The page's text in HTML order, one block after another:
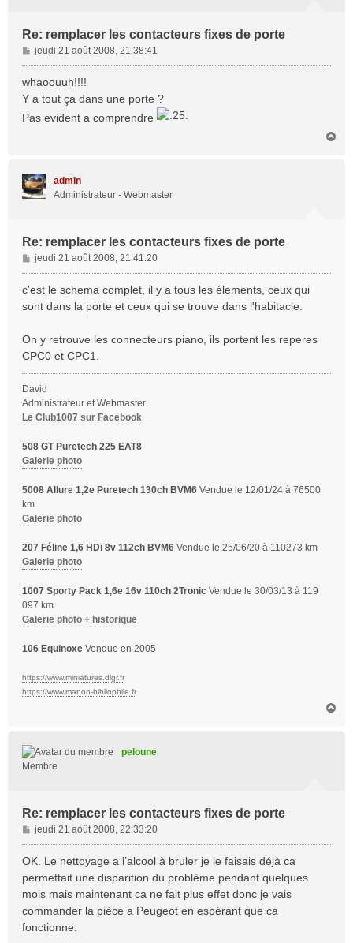
Re: remplacer les contacteurs fixes de porte
M
e
s
a
g
jeudi 21 août 2008, 21:38:41
whaoouuh!!!!
Y a tout ça dans une porte ?
Pas evident a comprendre
admin
Administrateur - Webmaster
Re: remplacer les contacteurs fixes de porte
M
e
a
e
jeudi 21 août 2008, 21:41:20
c'est le schema complet, il y a tous les élements, ceux qui
sont dans la porte et ceux qui se trouve dans l'habitacle.
On y retrouve les connecteurs piano, ils portent les reperes
CPC0 et CPC1.
David
Administrateur et Webmaster
Le Club1007 sur Facebook
508 GT Puretech 225 EAT8
Galerie photo
5008 Allure 1,2e Puretech 130ch BVM6 Vendue le 12/01/24 à 76500
km
Galerie photo
207 Féline 1,6 HDi 8v 112ch BVM6 Vendue le 25/06/20 à 110273 km
Galerie photo
1007 Sporty Pack 1,6e 16v 110ch 2Tronic Vendue le 30/03/13 à 119
097 km.
Galerie photo + historique
106 Equinoxe Vendue en 2005
https://www.miniatures.dlgr.fr
https://www.manon-bibliophile.fr
peloune
Membre
Re: remplacer les contacteurs fixes de porte
M
e
s
a
g
e
jeudi 21 août 2008, 22:33:20
OK. Le nettoyage a l’alcool à bruler je le faisais déjà ca
permettait une disparition du problème pendant quelques
mois mais maintenant ca ne fait plus effet donc je vais
commander la pièce a Peugeot en espérant que ca
fonctionne.